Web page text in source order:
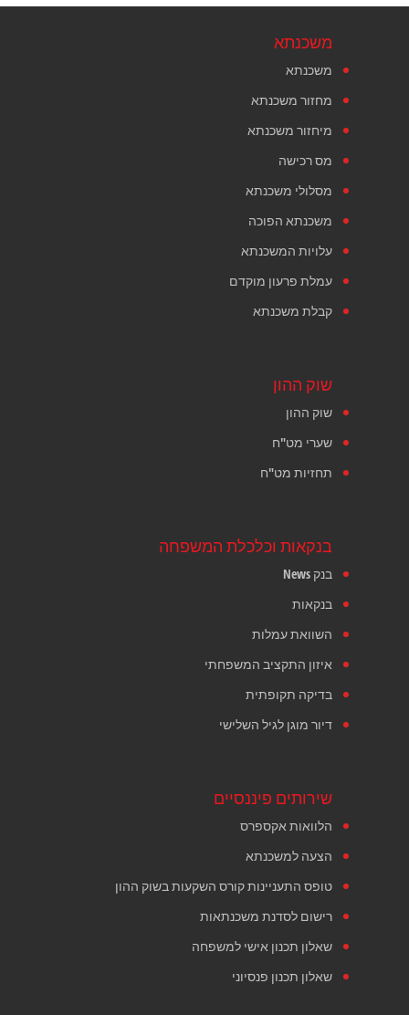
משכנתא
משכנתא
מחזור משכנתא
מיחזור משכנתא
מס רכישה
מסלולי משכנתא
משכנתא הפוכה
עלויות המשכנתא
עמלת פרעון מוקדם
קבלת משכנתא
שוק ההון
שוק ההון
שערי מט"ח
תחזיות מט"ח
בנקאות וכלכלת המשפחה
בנק News
בנקאות
השוואת עמלות
איזון התקציב המשפחתי
בדיקה תקופתית
דיור מוגן לגיל השלישי
שירותים פיננסיים
הלוואות אקספרס
הצעה למשכנתא
טופס התעניינות קורס השקעות בשוק ההון
רישום לסדנת משכנתאות
שאלון תכנון אישי למשפחה
שאלון תכנון פנסיוני